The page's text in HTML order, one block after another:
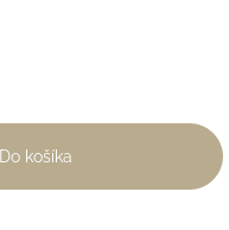
Do košíka